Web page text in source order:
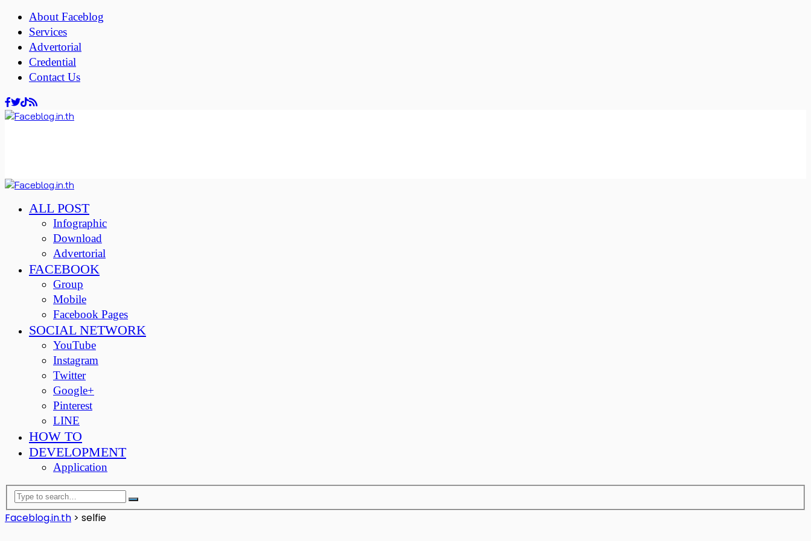
About Faceblog
Services
Advertorial
Credential
Contact Us
ALL POST
Infographic
Download
Advertorial
FACEBOOK
Group
Mobile
Facebook Pages
SOCIAL NETWORK
YouTube
Instagram
Twitter
Google+
Pinterest
LINE
HOW TO
DEVELOPMENT
Application
Faceblog.in.th > selfie